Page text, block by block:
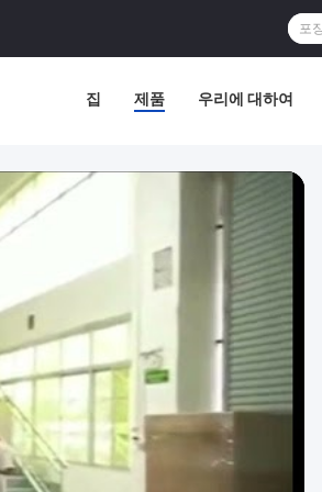
집 제품 우리에 대하여